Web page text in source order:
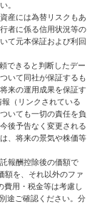
。
産には為替リスクもあ
者に係る信用状況等の
て元本保証および利回
できると判断したデー
いて同社が保証するも
来の運用成果を保証す
（リンクされている
いても一切の責任を負
後予告なく変更される
、将来の景気や株価等
報酬控除後の価額で
額を、それ以外のファ
費用・税金等は考慮し
途ご確認ください。分